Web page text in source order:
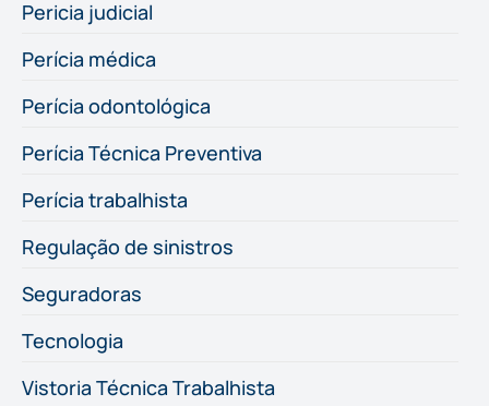
Pericia judicial
Perícia médica
Perícia odontológica
Perícia Técnica Preventiva
Perícia trabalhista
Regulação de sinistros
Seguradoras
Tecnologia
Vistoria Técnica Trabalhista